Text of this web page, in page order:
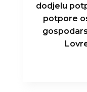
dodjelu
potpore